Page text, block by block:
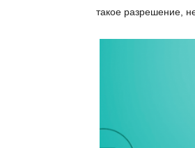
такое разрешение,